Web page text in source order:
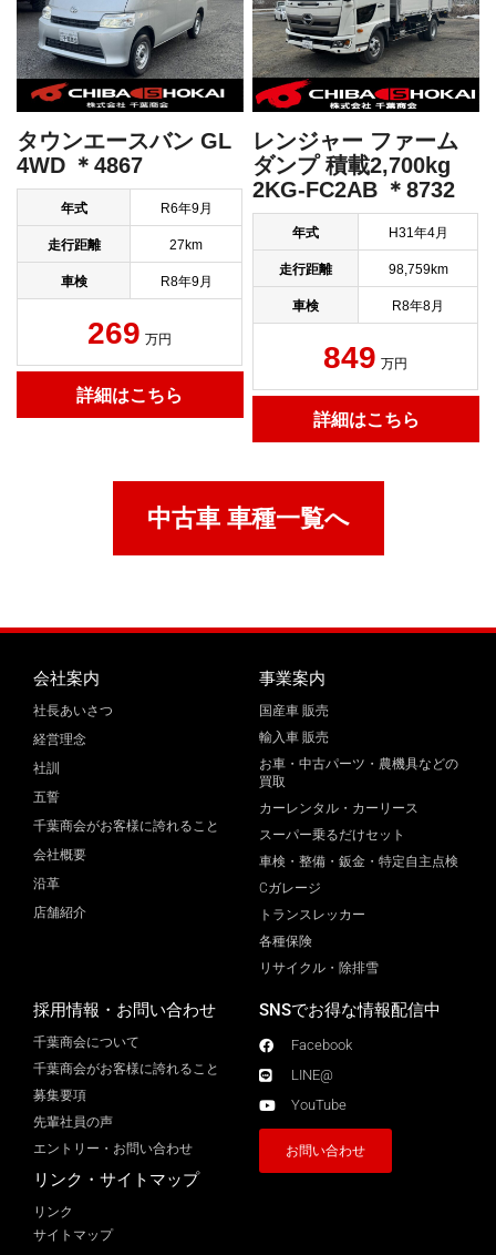
タウンエースバン GL
4WD ＊4867
年式 R6年9月
走行距離 27km
車検 R8年9月
269 万円
詳細はこちら
レンジャー ファーム
ダンプ 積載2,700kg
2KG-FC2AB ＊8732
年式 H31年4月
走行距離 98,759km
車検 R8年8月
849 万円
詳細はこちら
中古車 車種一覧へ
会社案内
社長あいさつ
経営理念
社訓
五誓
千葉商会がお客様に誇れること
会社概要
沿革
店舗紹介
事業案内
国産車 販売
輸入車 販売
お車・中古パーツ・農機具などの
買取
カーレンタル・カーリース
スーパー乗るだけセット
車検・整備・鈑金・特定自主点検
Cガレージ
トランスレッカー
各種保険
リサイクル・除排雪
採用情報・お問い合わせ
千葉商会について
千葉商会がお客様に誇れること​
募集要項
先輩社員の声
エントリー・お問い合わせ
リンク・サイトマップ
リンク
サイトマップ
SNSでお得な情報配信中
Facebook
LINE@
YouTube
お問い合わせ